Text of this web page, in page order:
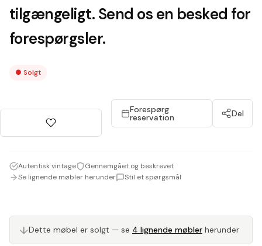
tilgængeligt. Send os en besked for
forespørgsler.
● Solgt
Forespørg
reservation Del
Autentisk vintage
Gennemgået og beskrevet
Se lignende møbler herunder
Stil et spørgsmål
↓Dette møbel er solgt — se 4 lignende møbler herunder